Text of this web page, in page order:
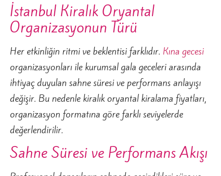
İstanbul Kiralık Oryantal
Organizasyonun Türü
Her etkinliğin ritmi ve beklentisi farklıdır. Kına gecesi
organizasyonları ile kurumsal gala geceleri arasında
ihtiyaç duyulan sahne süresi ve performans anlayışı
değişir. Bu nedenle kiralık oryantal kiralama fiyatları,
organizasyon formatına göre farklı seviyelerde
değerlendirilir.
Sahne Süresi ve Performans Akışı